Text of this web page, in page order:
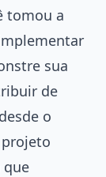
tomou a
sua
de
o
que